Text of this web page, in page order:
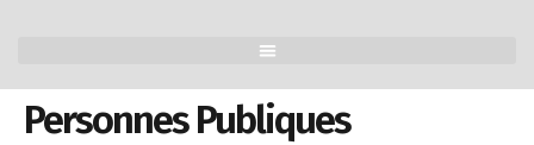
Personnes Publiques